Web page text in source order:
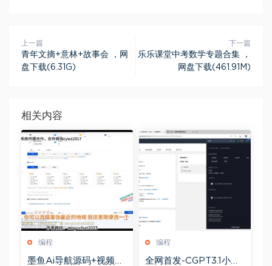
上一篇
青年文摘+意林+故事会 ，网
盘下载(6.31G)
下一篇
乐乐课堂中考数学专题合集 ，
网盘下载(461.91M)
相关内容
编程
墨鱼Ai导航源码+视频教
编程
全网首发-CGPT3.1小程